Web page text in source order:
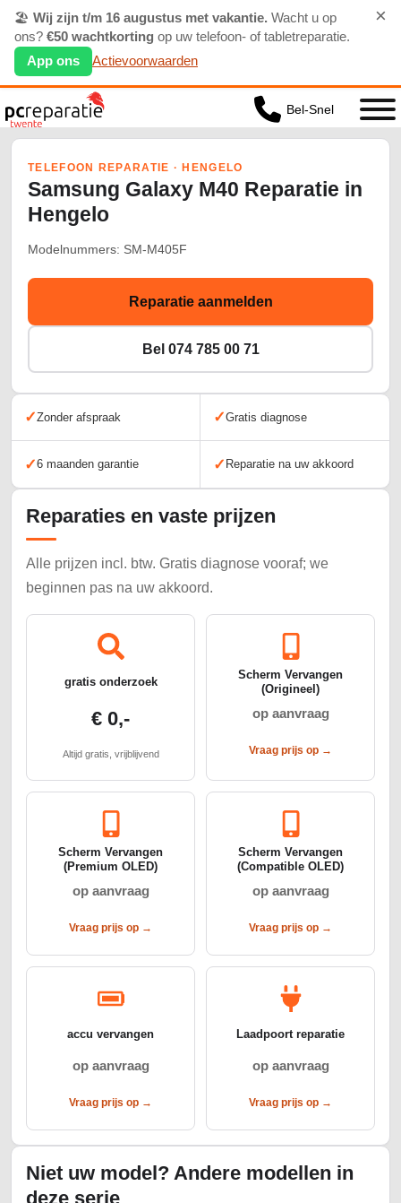
🏖️ Wij zijn t/m 16 augustus met vakantie. Wacht u op
ons? €50 wachtkorting op uw telefoon- of tabletreparatie.
App ons
Actievoorwaarden
×
Bel-Snel
TELEFOON REPARATIE · HENGELO
Samsung Galaxy M40 Reparatie in
Hengelo
Modelnummers: SM-M405F
Reparatie aanmelden
Bel 074 785 00 71
✓Zonder afspraak ✓Gratis diagnose
✓6 maanden garantie ✓ Reparatie na uw akkoord
Reparaties en vaste prijzen
Alle prijzen incl. btw. Gratis diagnose vooraf; we
beginnen pas na uw akkoord.
gratis onderzoek
€ 0,-
Altijd gratis, vrijblijvend
Scherm Vervangen
(Origineel)
op aanvraag
Vraag prijs op →
Scherm Vervangen
(Premium OLED)
op aanvraag
Vraag prijs op →
Scherm Vervangen
(Compatible OLED)
op aanvraag
Vraag prijs op →
accu vervangen
op aanvraag
Vraag prijs op →
Laadpoort reparatie
op aanvraag
Vraag prijs op →
Niet uw model? Andere modellen in
deze serie